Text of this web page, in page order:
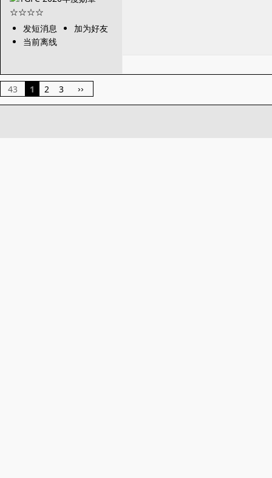
发短消息
加为好友
当前离线
43 1 2 3 ››